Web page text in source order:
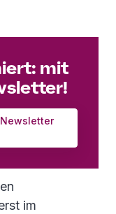
mit
im